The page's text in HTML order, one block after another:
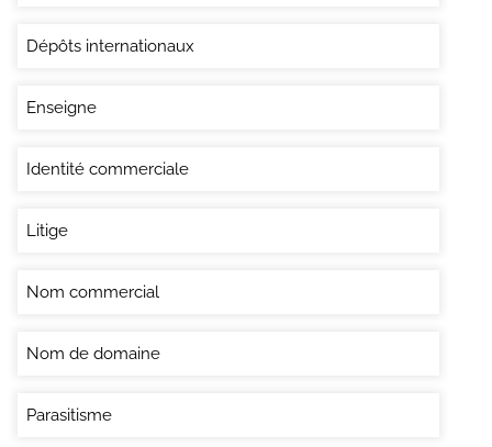
Dépôts internationaux
Enseigne
Identité commerciale
Litige
Nom commercial
Nom de domaine
Parasitisme